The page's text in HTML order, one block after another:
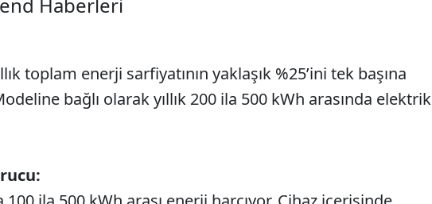
toplam enerji sarfiyatının yaklaşık %25’ini tek başına
bağlı olarak yıllık 200 ila 500 kWh arasında elektrik